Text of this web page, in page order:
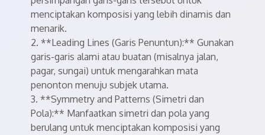
menciptakan komposisi yang lebih dinamis dan
menarik.
2. **Leading Lines (Garis Penuntun):** Gunakan
garis-garis alami atau buatan (misalnya jalan,
pagar, sungai) untuk mengarahkan mata
penonton menuju subjek utama.
3. **Symmetry and Patterns (Simetri dan
Pola):** Manfaatkan simetri dan pola yang
berulang untuk menciptakan komposisi yang